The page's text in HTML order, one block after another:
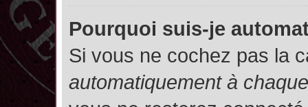
Pourquoi suis-je
Si vous ne cochez pas la
automatiquement à